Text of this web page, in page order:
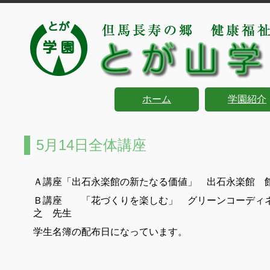
ホーム 学園紹介
5月14日全体講座
Ａ講座「出石永楽館の新たなる価値」 出石永楽
Ｂ講座 「花づくりを楽しむ」 グリーンコーデ
之 先生
学生名簿の配布日になっています。